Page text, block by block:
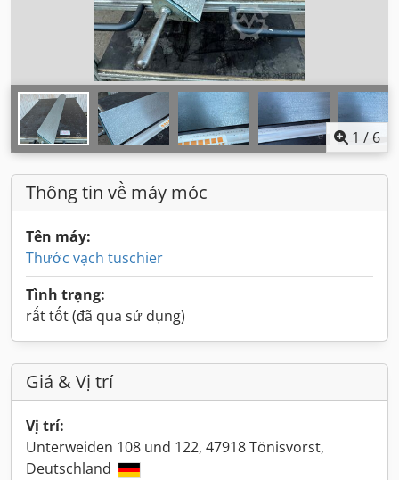
1 /6
Thông tin về máy móc
Tên máy:
Thước vạch tuschier
Tình trạng:
rất tốt (đã qua sử dụng)
Giá & Vị trí
Vị trí:
Unterweiden 108 und 122, 47918 Tönisvorst,
Deutschland